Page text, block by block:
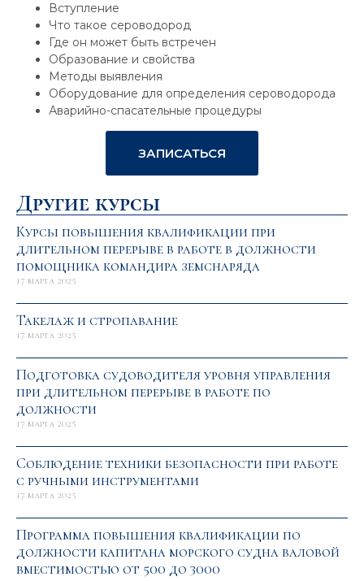
Вступление
Что такое сероводород
Где он может быть встречен
Образование и свойства
Методы выявления
Оборудование для определения сероводорода
Аварийно-спасательные процедуры
ЗАПИСАТЬСЯ
Другие курсы
Курсы повышения квалификации при
длительном перерыве в работе в должности
помощника командира земснаряда
17 марта 2025
Такелаж и стропавание
17 марта 2025
Подготовка судоводителя уровня управления
при длительном перерыве в работе по
должности
17 марта 2025
Соблюдение техники безопасности при работе
с ручными инструментами
17 марта 2025
Программа повышения квалификации по
должности капитана морского судна валовой
вместимостью от 500 до 3000